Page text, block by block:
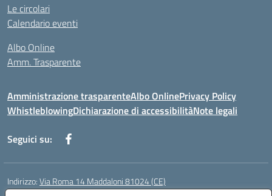
Le circolari
Calendario eventi
Albo Online
Amm. Trasparente
Amministrazione trasparenteAlbo OnlinePrivacy Policy
WhistleblowingDichiarazione di accessibilitàNote legali
Seguici su:
Indirizzo:Via Roma 14 Maddaloni 81024 (CE)